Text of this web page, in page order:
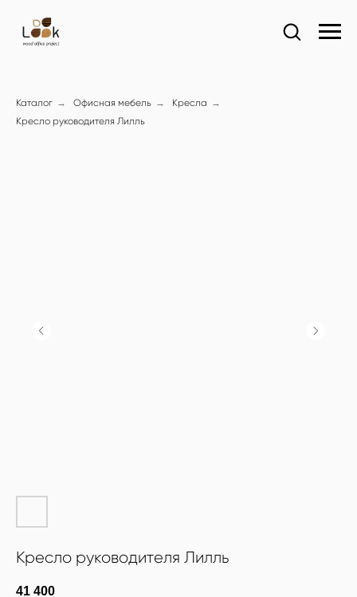
Каталог → Офисная мебель → Кресла →
Кресло руководителя Лилль
Кресло руководителя Лилль
41 400